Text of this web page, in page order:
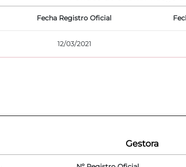
Fecha Registro Oficial
12/03/2021
Gestora